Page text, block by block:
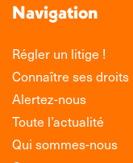
Navigation
Régler un litige !
Connaître ses droits
Alertez-nous
Toute l’actualité
Qui sommes-nous